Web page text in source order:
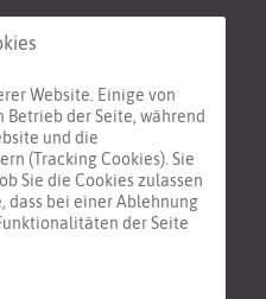
Website. Einige von
der Seite, während
und die
(Tracking Cookies). Sie
Sie die Cookies zulassen
dass bei einer Ablehnung
der Seite